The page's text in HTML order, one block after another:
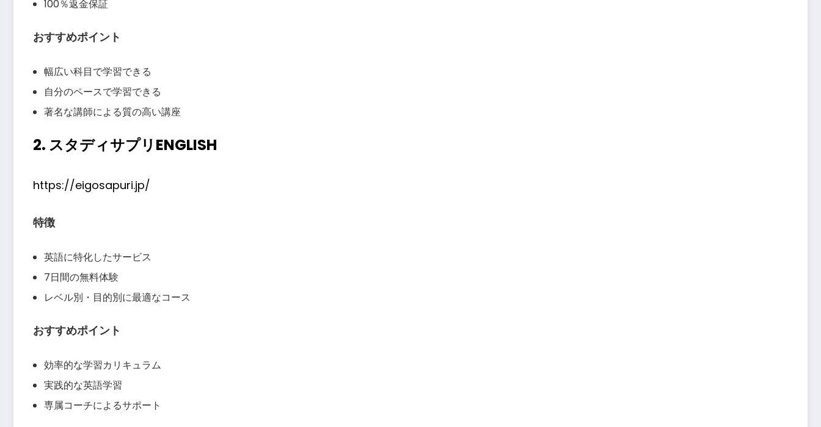
100％返金保証
おすすめポイント
幅広い科目で学習できる
自分のペースで学習できる
著名な講師による質の高い講座
2. スタディサプリENGLISH
https://eigosapuri.jp/
特徴
英語に特化したサービス
7日間の無料体験
レベル別・目的別に最適なコース
おすすめポイント
効率的な学習カリキュラム
実践的な英語学習
専属コーチによるサポート